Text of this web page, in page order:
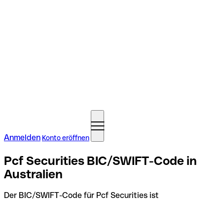
Anmelden Konto eröffnen
Pcf Securities BIC/SWIFT-Code in
Australien
Der BIC/SWIFT-Code für Pcf Securities ist